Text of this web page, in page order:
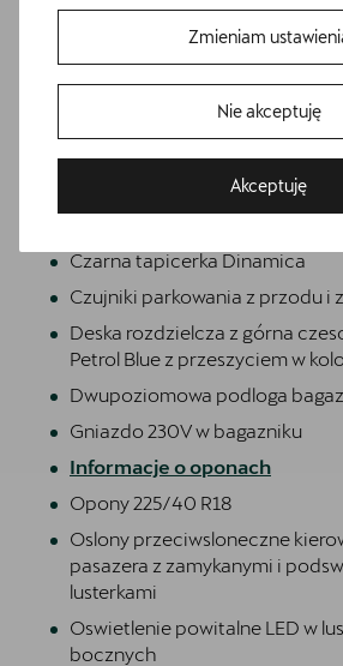
Bezpłatna jazda próbna
Przetestuj model z wybranym
18-calowe felgi aluminiowe
7 glosników
7 poduszek powietrznych (2
boczne, 2 kurtyny powietrzne,
centralna)
Awaryjne wspomaganie
Czarna tapicerka Dinamica
Czujniki parkowania z przodu i
Deska rozdzielcza z górna
Petrol Blue z przeszyciem w
Dwupoziomowa podloga
Gniazdo 230V w bagazniku
Informacje o oponach
Opony 225/40 R18
Oslony przeciwsloneczne
pasazera z zamykanymi i
lusterkami
Oswietlenie powitalne LED w
bocznych
Zmieniam
Nie akceptuję
Akceptuję